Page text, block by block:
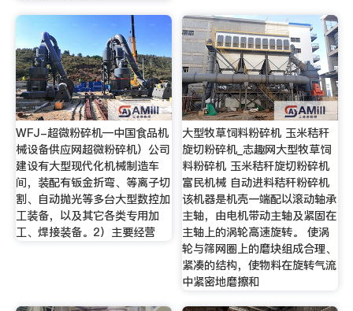
WFJ-超微粉碎机—中国食品机
械设备供应网超微粉碎机）公司
建设有大型现代化机械制造车
间，装配有钣金折弯、等离子切
割、自动抛光等多台大型数控加
工装备，以及其它各类专用加
工、焊接装备。2）主要经营
大型牧草饲料粉碎机 玉米秸秆
旋切粉碎机_志趣网大型牧草饲
料粉碎机 玉米秸秆旋切粉碎机
富民机械 自动进料秸秆粉碎机
该机器是机壳一端配以滚动轴承
主轴，由电机带动主轴及紧固在
主轴上的涡轮高速旋转。 使涡
轮与筛网圈上的磨块组成合理、
紧凑的结构，使物料在旋转气流
中紧密地磨擦和